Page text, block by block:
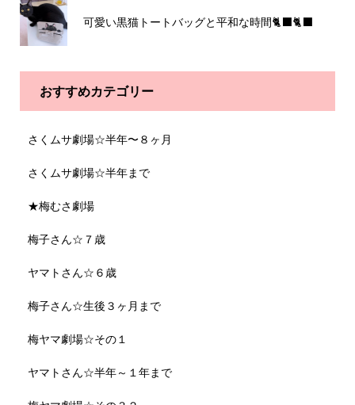
可愛い黒猫トートバッグと平和な時間🐈‍⬛🐈‍⬛
おすすめカテゴリー
さくムサ劇場☆半年〜８ヶ月
さくムサ劇場☆半年まで
★梅むさ劇場
梅子さん☆７歳
ヤマトさん☆６歳
梅子さん☆生後３ヶ月まで
梅ヤマ劇場☆その１
ヤマトさん☆半年～１年まで